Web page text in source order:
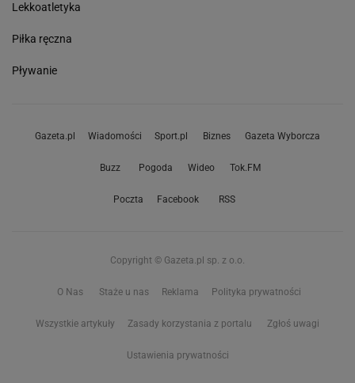
Lekkoatletyka
Piłka ręczna
Pływanie
Gazeta.pl Wiadomości Sport.pl Biznes Gazeta Wyborcza
Buzz Pogoda Wideo Tok.FM
Poczta Facebook RSS
Copyright © Gazeta.pl sp. z o.o.
O Nas Staże u nas Reklama Polityka prywatności
Wszystkie artykuły Zasady korzystania z portalu Zgłoś uwagi
Ustawienia prywatności